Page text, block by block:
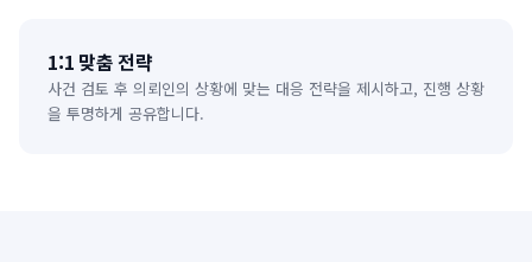
1:1 맞춤 전략
사건 검토 후 의뢰인의 상황에 맞는 대응 전략을 제시하고, 진행 상황
을 투명하게 공유합니다.